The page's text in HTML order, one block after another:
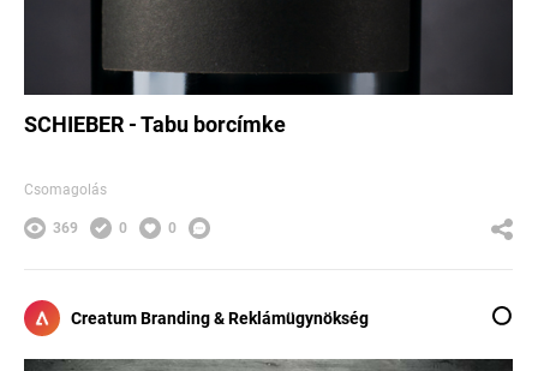
SCHIEBER - Tabu borcímke
Csomagolás
369 0 0
Creatum Branding & Reklámügynökség